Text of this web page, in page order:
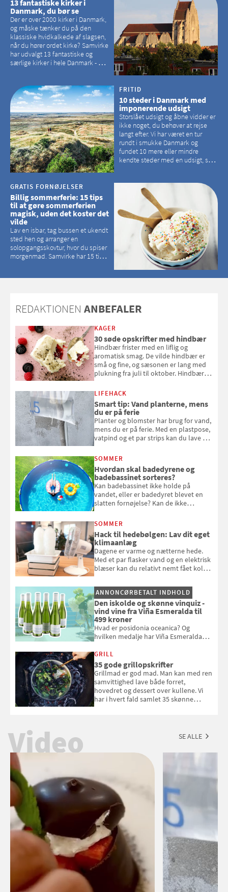
13 fantastiske kirker i
Danmark, du bør se
Der er over 2000 kirker i Danmark,
og måske tænker du på den
klassiske hvidkalkede af slagsen,
når du hører ordet kirke? Samvirke
har udvalgt 13 fantastiske og
særlige kirker i hele Danmark - og
hvilke kirker, der er en omvej værd
FRITID
10 steder i Danmark med
imponerende udsigt
Storslået udsigt og åbne vidder er
ikke noget, du behøver at rejse
langt efter. Vi har været en tur
rundt i smukke Danmark og
fundet 10 mere eller mindre
kendte steder med en udsigt, som
GRATIS FORNØJELSER
Billig sommerferie: 15 tips
til at gøre sommerferien
magisk, uden det koster det
vilde
Lav en isbar, tag bussen et ukendt
sted hen og arranger en
solopgangsskovtur, hvor du spiser
morgenmad. Samvirke har 15 tips
REDAKTIONEN ANBEFALER
KAGER
30 søde opskrifter med hindbær
Hindbær frister med en liflig og
aromatisk smag. De vilde hindbær er
små og fine, og sæsonen er lang med
plukning fra juli til oktober. Hindbær
kan bruge dine hindbær i alt fra
bagværk og salater til is og syltning.
LIFEHACK
Smart tip: Vand planterne, mens
du er på ferie
Planter og blomster har brug for vand,
mens du er på ferie. Med en plastpose,
vatpind og et par strips kan du lave dit
at bede naboen om at vande eller
komme hjem til døde planter
SOMMER
Hvordan skal badedyrene og
badebassinet sorteres?
Kan badebassinet ikke holde på
vandet, eller er badedyret blevet en
slatten fornøjelse? Kan de ikke
opmærksom, når du smider
badebassinet eller et badedyr ud
SOMMER
Hack til hedebølgen: Lav dit eget
klimaanlæg
Dagene er varme og nætterne hede.
Med et par flasker vand og en elektrisk
blæser kan du relativt nemt fået koldt
og se, hvordan du gør
ANNONCØRBETALT INDHOLD
Den iskolde og skønne vinquiz -
vind vine fra Viña Esmeralda til
499 kroner
Hvad er posidonia oceanica? Og
hvilken medalje har Viña Esmeralda
med i Samvirkes skønne vinquiz, hvor
du kan vinde 6 flasker vin fra Viña
Esmeralda. Konkurrencen slutter 1.
september 2026.
GRILL
35 gode grillopskrifter
Grillmad er god mad. Man kan med ren
samvittighed lave både forret,
hovedret og dessert over kullene. Vi
har i hvert fald samlet 35 skønne
Video SE ALLE